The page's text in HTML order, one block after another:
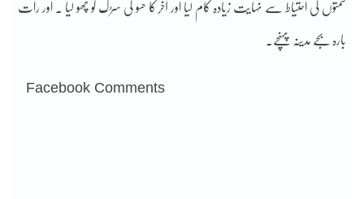
سمتوں کی احتیاط سے نہایت زیادہ کام لیا اور آخر کا حسو کی سڑک کو چھو لیا ۔ اور رات
بارہ بجے مدینہ پہنچے۔
Facebook Comments